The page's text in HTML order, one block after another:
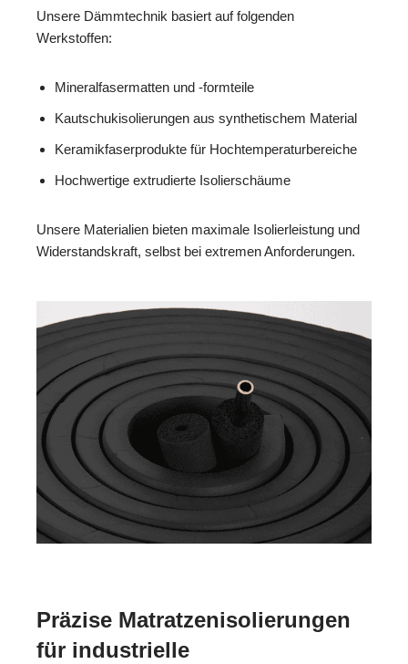
Unsere Dämmtechnik basiert auf folgenden
Werkstoffen:
Mineralfasermatten und -formteile
Kautschukisolierungen aus synthetischem Material
Keramikfaserprodukte für Hochtemperaturbereiche
Hochwertige extrudierte Isolierschäume
Unsere Materialien bieten maximale Isolierleistung und
Widerstandskraft, selbst bei extremen Anforderungen.
Präzise Matratzenisolierungen
für industrielle